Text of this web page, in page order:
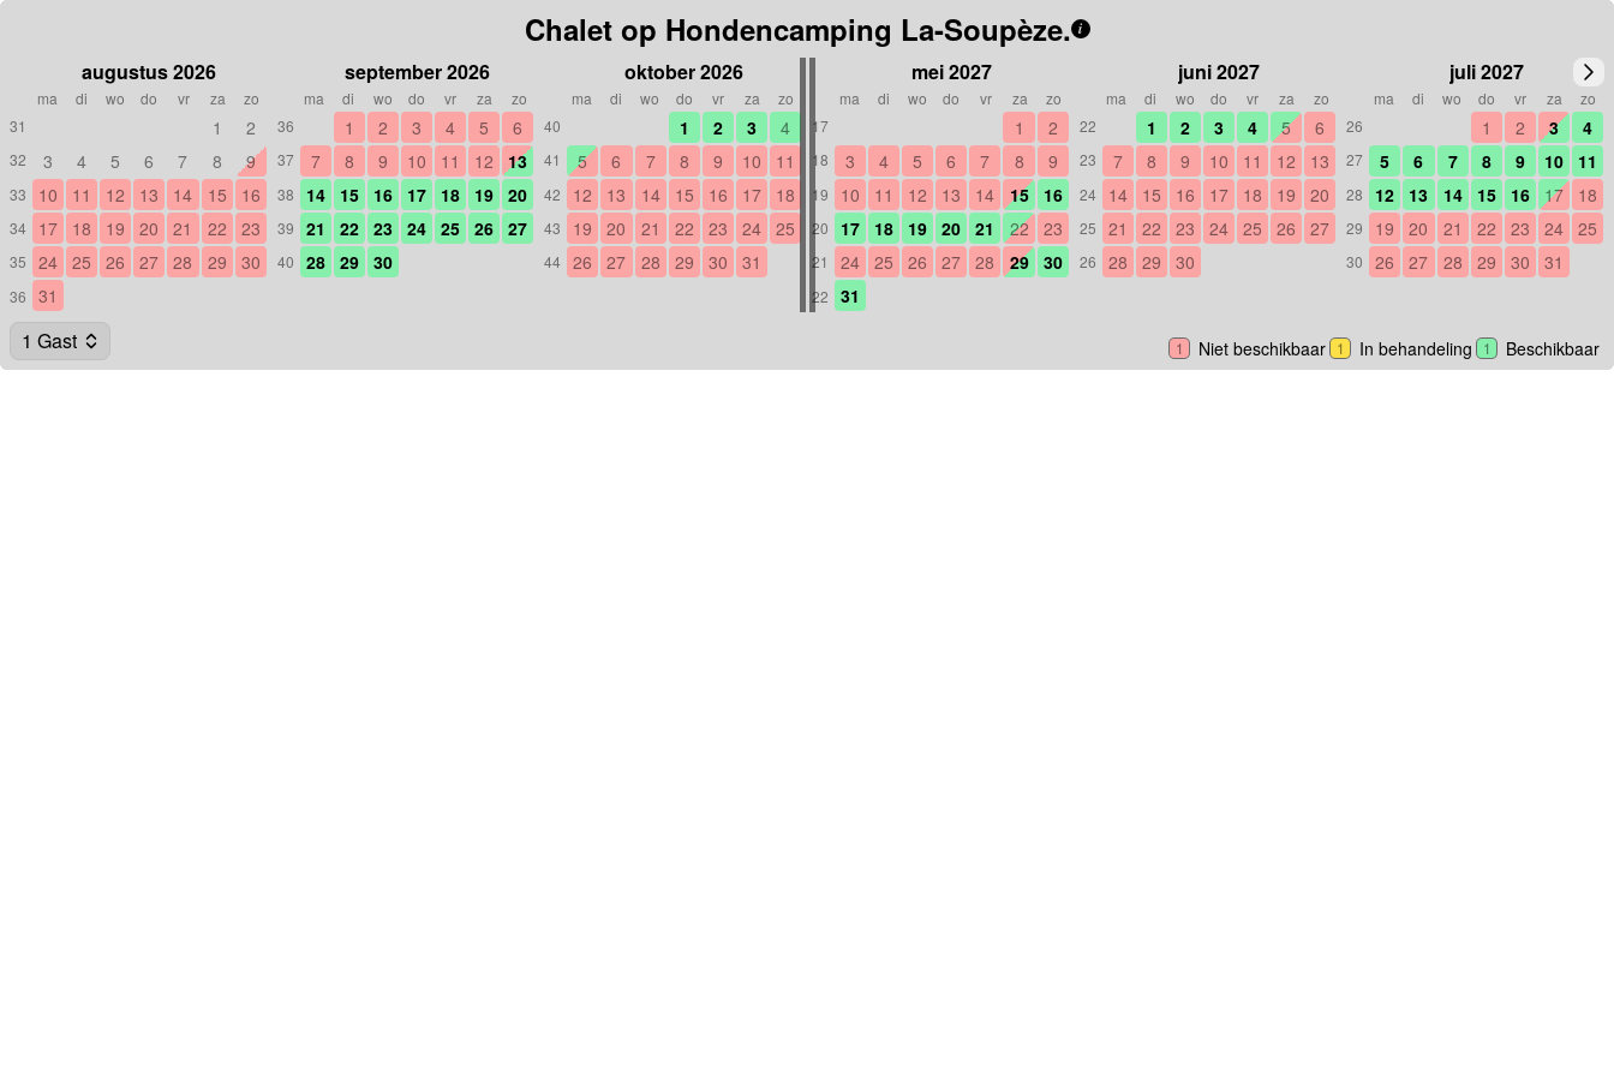
Chalet op Hondencamping La-Soupèze. i
augustus 2026
31
32
33
34
35
36
ma di wo do vr za zo
1
2
3
4 5 6 7 8
9
10
11 12 13 14 15
16
17
18 19 20 21 22
23
24
25 26 27 28 29
30
31
september 2026
36
37
38
39
40
ma di wo do vr za zo
1 2 3 4 5
6
7
8 9 10 11 12
13
14
15 16 17 18 19
20
21
22 23 24 25 26
27
28
29 30
oktober 2026
40
41
42
43
44
ma di wo do vr za zo
1 2 3
4
5
6 7 8 9 10
11
12
13 14 15 16 17
18
19
20 21 22 23 24
25
26
27 28 29 30 31
mei 2027
17
18
19
20
21
22
ma di wo do vr za zo
1
2
3
4 5 6 7 8
9
10
11 12 13 14 15
16
17
18 19 20 21 22
23
24
25 26 27 28 29
30
31
juni 2027
22
23
24
25
26
ma di wo do vr za zo
1 2 3 4 5
6
7
8 9 10 11 12
13
14
15 16 17 18 19
20
21
22 23 24 25 26
27
28
29 30
juli 2027
26
27
28
29
30
ma di wo do vr za zo
1 2 3
4
5
6 7 8 9 10
11
12
13 14 15 16 17
18
19
20 21 22 23 24
25
26
27 28 29 30 31
1 Gast 1 Niet beschikbaar 1 In behandeling 1 Beschikbaar